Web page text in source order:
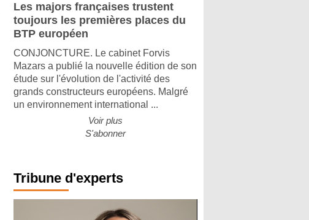
Les majors françaises trustent
toujours les premières places du
BTP européen
CONJONCTURE. Le cabinet Forvis
Mazars a publié la nouvelle édition de son
étude sur l'évolution de l'activité des
grands constructeurs européens. Malgré
un environnement international ...
Voir plus
S'abonner
Tribune d'experts